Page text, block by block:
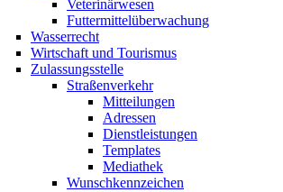
Veterinärwesen
Futtermittelüberwachung
Wasserrecht
Wirtschaft und Tourismus
Zulassungsstelle
Straßenverkehr
Mitteilungen
Adressen
Dienstleistungen
Templates
Mediathek
Wunschkennzeichen